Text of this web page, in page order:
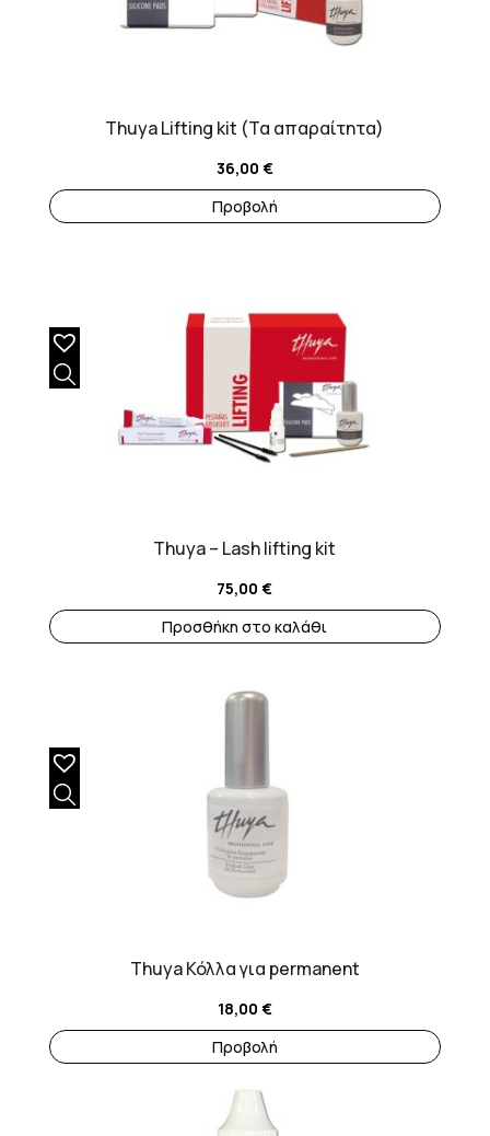
Thuya Lifting kit (Τα απαραίτητα)
36,00 €
Προβολή
Thuya – Lash lifting kit
75,00€
Προσθήκη στο καλάθι
Thuya Κόλλα για permanent
18,00 €
Προβολή